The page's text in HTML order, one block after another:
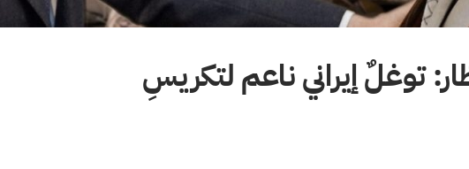
توغلٌ إيراني ناعم لتكريسِ